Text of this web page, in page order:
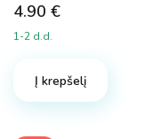
4.90 €
1-2 d.d.
Į krepšelį